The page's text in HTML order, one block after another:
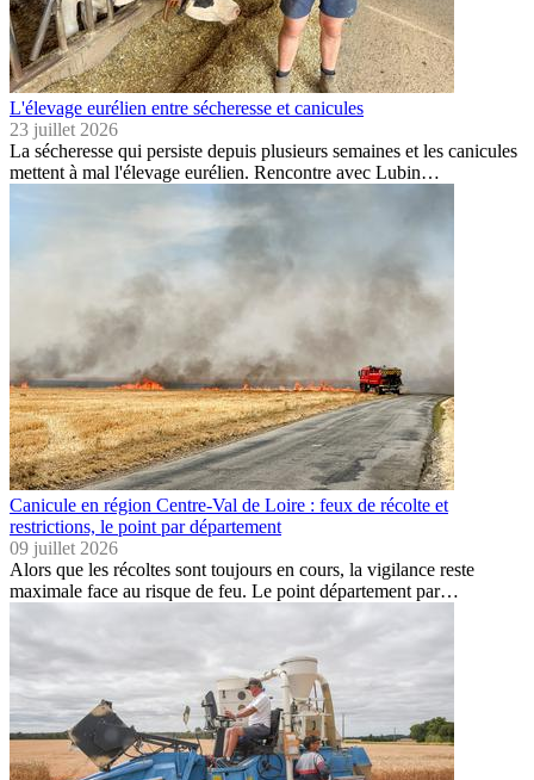
L'élevage eurélien entre sécheresse et canicules
23 juillet 2026
La sécheresse qui persiste depuis plusieurs semaines et les canicules
mettent à mal l'élevage eurélien. Rencontre avec Lubin…
Canicule en région Centre-Val de Loire : feux de récolte et
restrictions, le point par département
09 juillet 2026
Alors que les récoltes sont toujours en cours, la vigilance reste
maximale face au risque de feu. Le point département par…